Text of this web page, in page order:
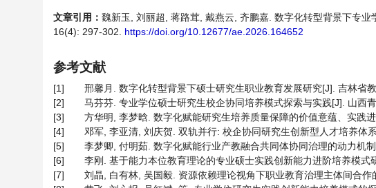
文章引用： 魏新玉, 刘丽超, 蒋路茸, 戴燕云, 齐鹏嘉. 数字化转型背景下专
16(4): 297-302. https://doi.org/10.12677/ae.2026.164652
参考文献
[1]
邢馨月. 数字化转型背景下硕士研究生职业教育发展研究[J]. 吉林省
[2]
马芬芬. 专业学位硕士研究生校企协同培养模式探索与实践[J]. 山西
[3]
方华明, 李梦晗. 数字化赋能研究生培养质量保障的价值意蕴、实践
[4]
邓军, 李亚清, 刘庆贺. 双轨并行: 校企协同研究生创新型人才培养体
[5]
李梦卿, 付明茹. 数字化赋能行业产教融合共同体协同治理的动力机
[6]
李刚. 基于能力本位教育理论的专业硕士实践创新能力进阶培养模
[7]
刘晶, 白有林, 吴国毅. 资源依赖理论视角下职业教育治理主体间合